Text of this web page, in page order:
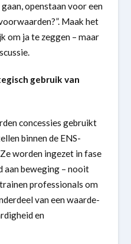
openstaan voor een
Maak het
om ja te zeggen – maar
gebruik van
concessies gebruikt
binnen de ENS-
worden ingezet in fase
aan beweging – nooit
professionals om
van een waarde-
en